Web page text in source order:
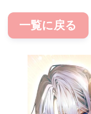
一覧に戻る